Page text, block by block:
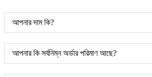
আপনার দাম কি?
আপনার কি সর্বনিম্ন অর্ডার পরিমাণ আছে?